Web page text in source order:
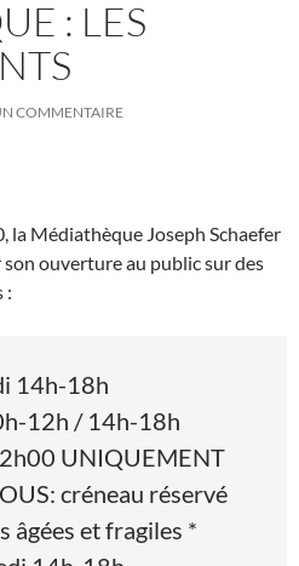
: LES
COMMENTAIRE
Médiathèque Joseph Schaefer
ouverture au public sur des
:
14h-18h
12h / 14h-18h
UNIQUEMENT
créneau réservé
âgées et fragiles *